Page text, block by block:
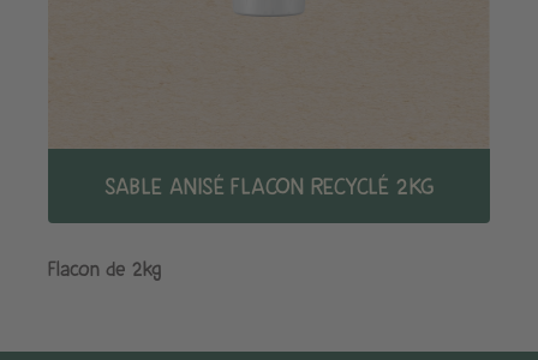
SABLE ANISÉ FLACON RECYCLÉ 2KG
Flacon de 2kg